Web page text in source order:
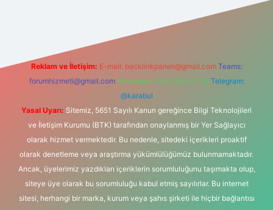
Reklam ve İletişim: E-mail: backlinkpaneli@gmail.com Teams:
forumhizmeti@gmail.com Whatsapp: 0262 606 0 726 Telegram:
@karabul
Yasal Uyarı: Sitemiz, 5651 Sayılı Kanun gereğince Bilgi Teknolojileri
ve İletişim Kurumu (BTK) tarafından onaylanmış bir Yer Sağlayıcı
olarak hizmet vermektedir. Bu nedenle, sitedeki içerikleri proaktif
olarak denetleme veya araştırma yükümlülüğümüz bulunmamaktadır.
Ancak, üyelerimiz yazdıkları içeriklerin sorumluluğunu taşımakta olup,
siteye üye olarak bu sorumluluğu kabul etmiş sayılırlar. Bu internet
sitesi, herhangi bir marka, kurum veya şahıs şirketi ile hiçbir bağlantısı